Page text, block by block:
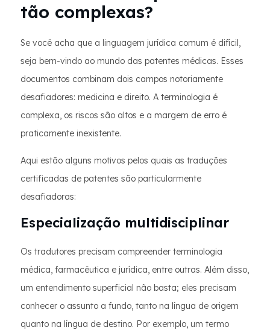
tão complexas?
Se você acha que a linguagem jurídica comum é difícil,
seja bem-vindo ao mundo das patentes médicas. Esses
documentos combinam dois campos notoriamente
desafiadores: medicina e direito. A terminologia é
complexa, os riscos são altos e a margem de erro é
praticamente inexistente.
Aqui estão alguns motivos pelos quais as traduções
certificadas de patentes são particularmente
desafiadoras:
Especialização multidisciplinar
Os tradutores precisam compreender terminologia
médica, farmacêutica e jurídica, entre outras. Além disso,
um entendimento superficial não basta; eles precisam
conhecer o assunto a fundo, tanto na língua de origem
quanto na língua de destino. Por exemplo, um termo